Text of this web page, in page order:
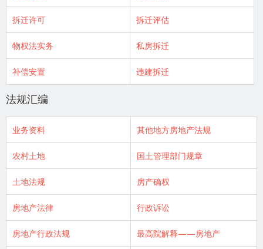
拆迁许可 拆迁评估
物权法实务 私房拆迁
补偿安置 违建拆迁
法规汇编
业务资料 其他地方房地产法规
农村土地 国土管理部门规章
土地法规 房产确权
房地产法律 行政诉讼
房地产行政法规 最高院解释——房地产